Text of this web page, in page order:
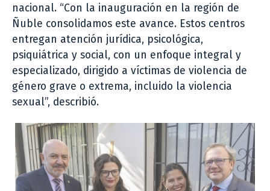
nacional. “Con la inauguración en la región de
Ñuble consolidamos este avance. Estos centros
entregan atención jurídica, psicológica,
psiquiátrica y social, con un enfoque integral y
especializado, dirigido a víctimas de violencia de
género grave o extrema, incluido la violencia
sexual”, describió.